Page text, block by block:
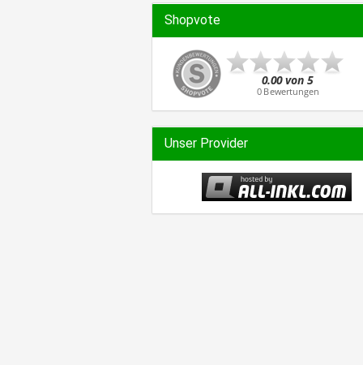
Shopvote
Unser Provider